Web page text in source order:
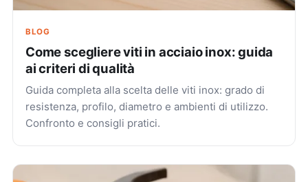
BLOG
Come scegliere viti in acciaio inox: guida
ai criteri di qualità
Guida completa alla scelta delle viti inox: grado di
resistenza, profilo, diametro e ambienti di utilizzo.
Confronto e consigli pratici.